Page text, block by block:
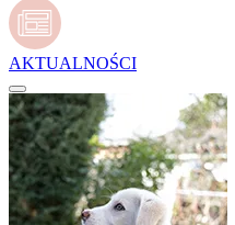
AKTUALNOŚCI